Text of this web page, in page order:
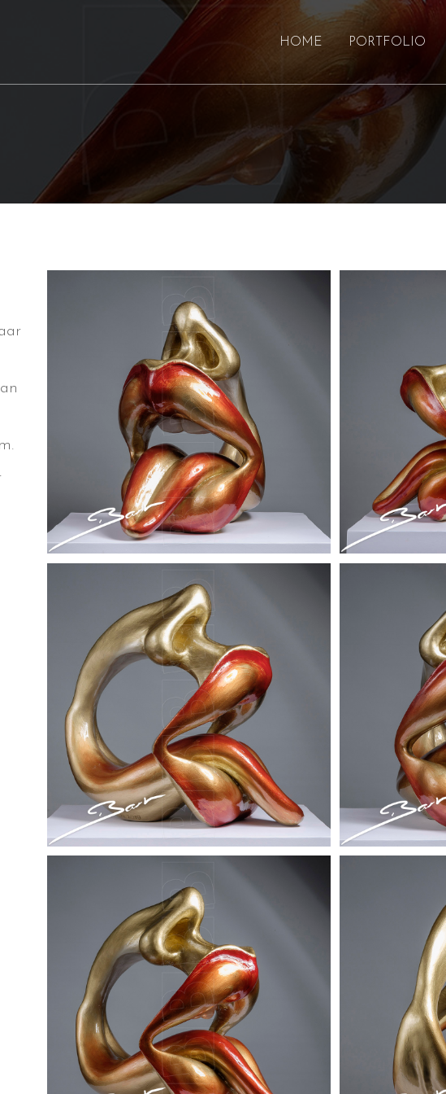
HOME PORTFOLIO